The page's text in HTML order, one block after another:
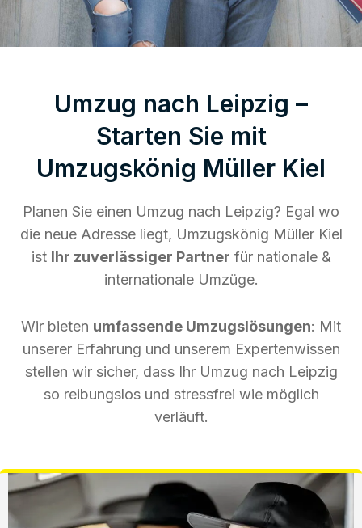
Umzug nach Leipzig –
Starten Sie mit
Umzugskönig Müller Kiel
Planen Sie einen Umzug nach Leipzig? Egal wo
die neue Adresse liegt, Umzugskönig Müller Kiel
ist Ihr zuverlässiger Partner für nationale &
internationale Umzüge.
Wir bieten umfassende Umzugslösungen: Mit
unserer Erfahrung und unserem Expertenwissen
stellen wir sicher, dass Ihr Umzug nach Leipzig
so reibungslos und stressfrei wie möglich
verläuft.